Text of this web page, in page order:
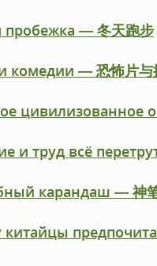
— 冬天跑步
комедии — 恐怖片与
цивилизованное
и труд всё
карандаш — 神